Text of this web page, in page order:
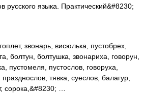
русского языка. Практический&#8230;
звонарь, висюлька, пустобрех,
болтун, болтушка, звонариха, говорун,
пустомеля, пустослов, говоруха,
тявка, суеслов, балагур,
сорока,&#8230; …